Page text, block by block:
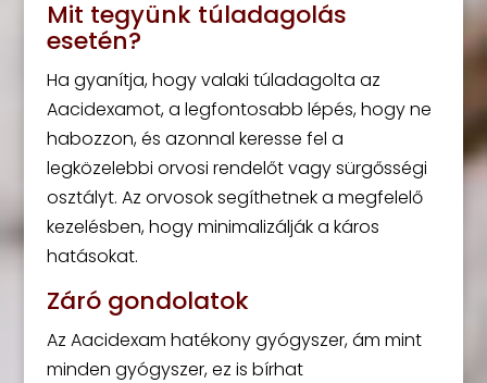
Mit tegyünk túladagolás
esetén?
Ha gyanítja, hogy valaki túladagolta az
Aacidexamot, a legfontosabb lépés, hogy ne
habozzon, és azonnal keresse fel a
legközelebbi orvosi rendelőt vagy sürgősségi
osztályt. Az orvosok segíthetnek a megfelelő
kezelésben, hogy minimalizálják a káros
hatásokat.
Záró gondolatok
Az Aacidexam hatékony gyógyszer, ám mint
minden gyógyszer, ez is bírhat